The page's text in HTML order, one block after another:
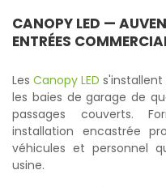
CANOPY LED —
ENTRÉES
Les Canopy LED s'installent
les baies de garage de
passages couverts.
installation encastrée
véhicules et personnel
usine.